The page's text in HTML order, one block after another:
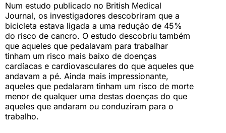
Num estudo publicado no British Medical
Journal, os investigadores descobriram que a
bicicleta estava ligada a uma redução de 45%
do risco de cancro. O estudo descobriu também
que aqueles que pedalavam para trabalhar
tinham um risco mais baixo de doenças
cardíacas e cardiovasculares do que aqueles que
andavam a pé. Ainda mais impressionante,
aqueles que pedalaram tinham um risco de morte
menor de qualquer uma destas doenças do que
aqueles que andaram ou conduziram para o
trabalho.